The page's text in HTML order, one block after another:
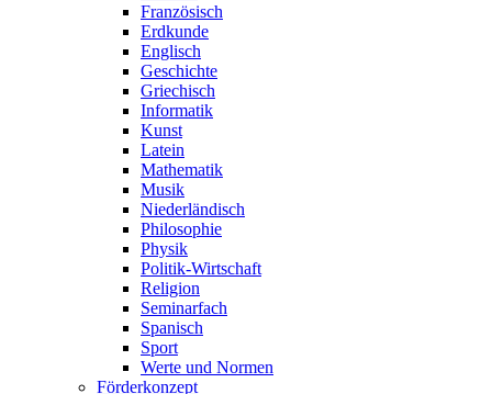
Französisch
Erdkunde
Englisch
Geschichte
Griechisch
Informatik
Kunst
Latein
Mathematik
Musik
Niederländisch
Philosophie
Physik
Politik-Wirtschaft
Religion
Seminarfach
Spanisch
Sport
Werte und Normen
Förderkonzept